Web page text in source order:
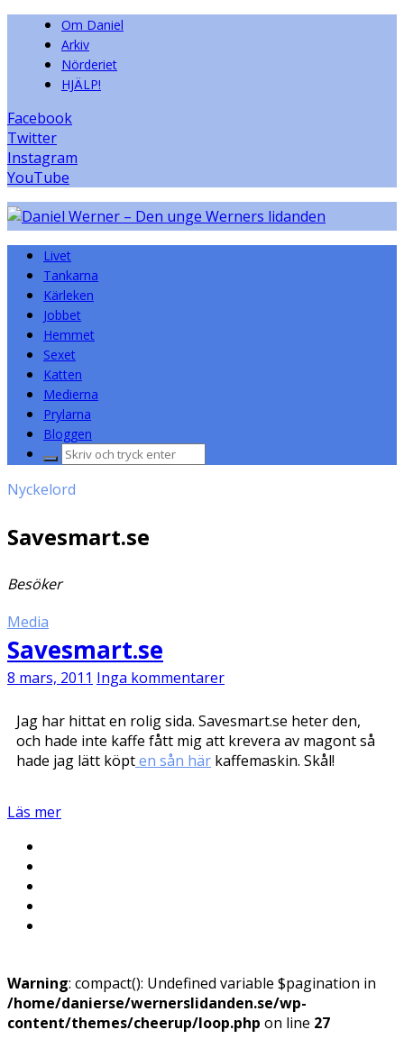
Om Daniel
Arkiv
Nörderiet
HJÄLP!
Facebook
Twitter
Instagram
YouTube
Livet
Tankarna
Kärleken
Jobbet
Hemmet
Sexet
Katten
Medierna
Prylarna
Bloggen
Sök
Nyckelord
Savesmart.se
Besöker
Media
Savesmart.se
8 mars, 2011 Inga kommentarer
Jag har hittat en rolig sida. Savesmart.se heter den,
och hade inte kaffe fått mig att krevera av magont så
hade jag lätt köpten sån här kaffemaskin. Skål!
Läs mer
Warning: compact(): Undefined variable $pagination in
/home/danierse/wernerslidanden.se/wp-
content/themes/cheerup/loop.php on line 27